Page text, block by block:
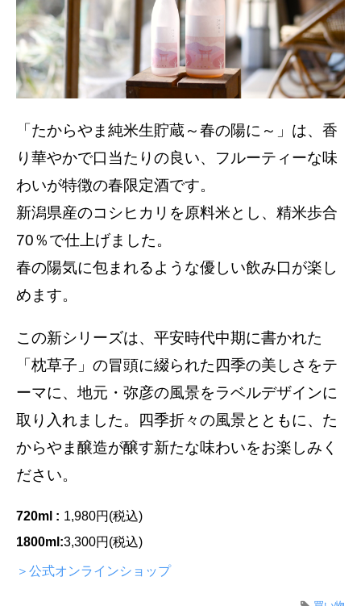
「たからやま純米生貯蔵～春の陽に～」は、香
り華やかで口当たりの良い、フルーティーな味
わいが特徴の春限定酒です。
新潟県産のコシヒカリを原料米とし、精米歩合
70％で仕上げました。
春の陽気に包まれるような優しい飲み口が楽し
めます。
この新シリーズは、平安時代中期に書かれた
「枕草子」の冒頭に綴られた四季の美しさをテ
ーマに、地元・弥彦の風景をラベルデザインに
取り入れました。四季折々の風景とともに、た
からやま醸造が醸す新たな味わいをお楽しみく
ださい。
720ml : 1,980円(税込)
1800ml:3,300円(税込)
＞公式オンラインショップ